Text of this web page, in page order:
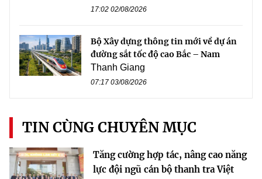
17:02 02/08/2026
Bộ Xây dựng thông tin mới về dự án
đường sắt tốc độ cao Bắc – Nam
Thanh Giang
07:17 03/08/2026
TIN CÙNG CHUYÊN MỤC
Tăng cường hợp tác, nâng cao năng
lực đội ngũ cán bộ thanh tra Việt